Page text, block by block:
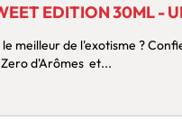
EDITION 30ML -
Zero d'Arômes et...